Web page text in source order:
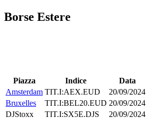
Borse Estere
Piazza Indice Data
Amsterdam TIT.I:AEX.EUD 20/09/2024
Bruxelles
TIT.I:BEL20.EUD 20/09/2024
DJStoxx
TIT.I:SX5E.DJS 20/09/2024